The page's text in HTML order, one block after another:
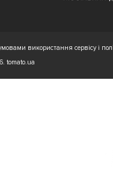
використання сервісу і
tomato.ua